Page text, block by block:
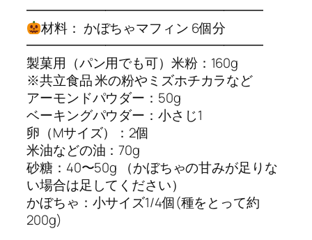
━━━━━━━━━━━━━━━━━━
材料： かぼちゃマフィン 6個分
━━━━━━━━━━━━━━━━━━
製菓用（パン用でも可）米粉：160g
※共立食品 米の粉やミズホチカラなど
アーモンドパウダー：50g
ベーキングパウダー：小さじ1
卵（Mサイズ）：2個
米油などの油：70g
砂糖：40〜50g （かぼちゃの甘みが足りな
い場合は足してください）
かぼちゃ：小サイズ1/4個(種をとって約
200g)